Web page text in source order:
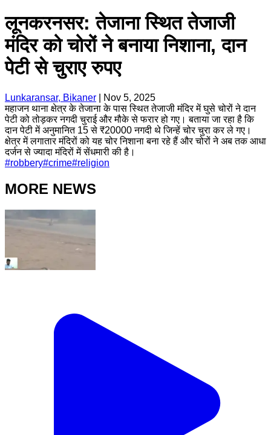
लूनकरनसर: तेजाना स्थित तेजाजी
मंदिर को चोरों ने बनाया निशाना, दान
पेटी से चुराए रुपए
Lunkaransar, Bikaner
Nov 5, 2025
महाजन थाना क्षेत्र के तेजाना के पास स्थित तेजाजी मंदिर में घुसे चोरों ने दान
पेटी को तोड़कर नगदी चुराई और मौके से फरार हो गए। बताया जा रहा है कि
दान पेटी में अनुमानित 15 से ₹20000 नगदी थे जिन्हें चोर चुरा कर ले गए।
क्षेत्र में लगातार मंदिरों को यह चोर निशाना बना रहे हैं और चोरों ने अब तक आधा
दर्जन से ज्यादा मंदिरों में सेंधमारी की है।
#robbery#crime#religion
MORE NEWS